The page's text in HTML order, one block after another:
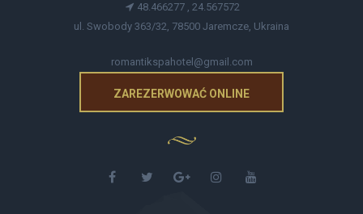
48.466277 , 24.567572
ul. Swobody 363/32, 78500 Jaremcze, Ukraina
romantikspahotel@gmail.com
ZAREZERWOWAĆ ONLINE